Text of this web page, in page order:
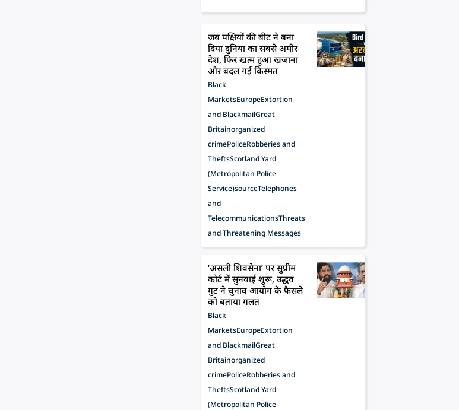
जब पक्षियों की बीट ने बना
दिया दुनिया का सबसे अमीर
देश, फिर खत्म हुआ खजाना
और बदल गई किस्मत
Black
MarketsEuropeExtortion
and BlackmailGreat
Britainorganized
crimePoliceRobberies and
TheftsScotland Yard
(Metropolitan Police
Service)sourceTelephones
and
TelecommunicationsThreats
and Threatening Messages
‘असली शिवसेना’ पर सुप्रीम
कोर्ट में सुनवाई शुरू, उद्धव
गुट ने चुनाव आयोग के फैसले
को बताया गलत
Black
MarketsEuropeExtortion
and BlackmailGreat
Britainorganized
crimePoliceRobberies and
TheftsScotland Yard
(Metropolitan Police